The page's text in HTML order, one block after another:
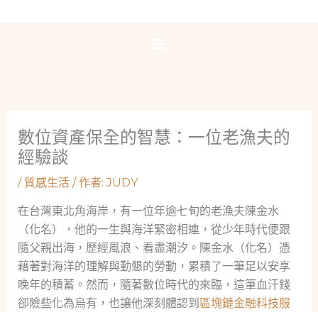
數位資產保全的智慧：一位老漁夫的
經驗談
/ 質感生活/ 作者:JUDY
在台灣東北角海岸，有一位年逾七旬的老漁夫陳金水
（化名），他的一生與海洋緊密相連，從少年時代便跟
隨父親出海，歷經風浪、看盡潮汐。陳金水（化名）憑
藉著對海洋的理解與勤懇的勞動，累積了一筆足以安享
晚年的積蓄。然而，隨著數位時代的來臨，這筆血汗錢
卻險些化為烏有，也讓他深刻體認到 區塊鏈金融科技服